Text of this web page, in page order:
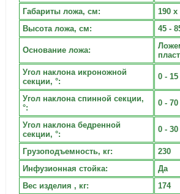
Габариты ложа, см:
190 x
Высота ложа, см:
45 -
Основание ложа:
Угол наклона икроножной
секции, °:
0 - 15
Угол наклона спинной секции,
°:
0 - 70
Угол наклона бедренной
секции, °:
0 - 30
Грузоподъемность, кг:
230
Инфузионная стойка:
Да
Вес изделия , кг:
174